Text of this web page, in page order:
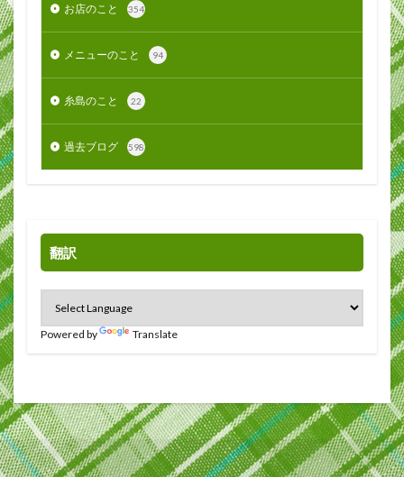
お店のこと 354
メニューのこと 94
糸島のこと 22
過去ブログ 598
翻訳
Powered by Translate